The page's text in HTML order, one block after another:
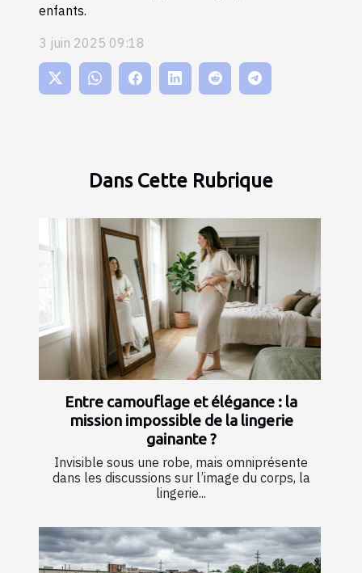
enfants.
3 juin 2025 09:18
Dans Cette Rubrique
Entre camouflage et élégance : la
mission impossible de la lingerie
gainante ?
Invisible sous une robe, mais omniprésente
dans les discussions sur l’image du corps, la
lingerie...